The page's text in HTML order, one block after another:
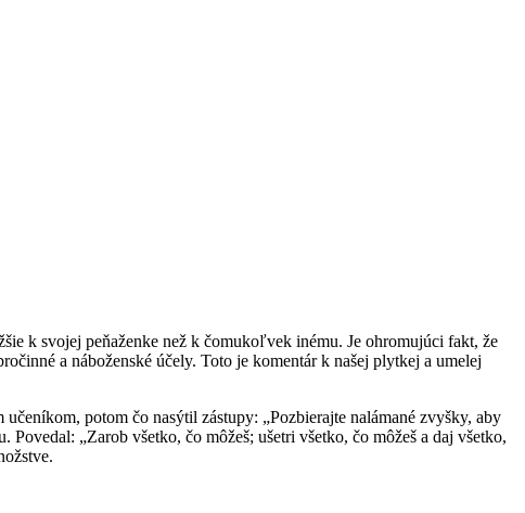
k svojej peňaženke než k čomukoľvek inému. Je ohromujúci fakt, že
a náboženské účely. Toto je komentár k našej plytkej a umelej
potom čo nasýtil zástupy: „Pozbierajte nalámané zvyšky, aby
„Zarob všetko, čo môžeš; ušetri všetko, čo môžeš a daj všetko,